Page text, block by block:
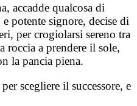
accadde qualcosa di
potente signore, decise di
per crogiolarsi sereno tra
roccia a prendere il sole,
la pancia piena.
scegliere il successore, e